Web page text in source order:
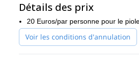
la vallée de l'Arve
Détails des prix
20 Euros/par personne pour le
Voir les conditions d'annulation